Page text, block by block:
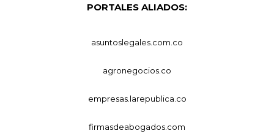
PORTALES ALIADOS:
asuntoslegales.com.co
agronegocios.co
empresas.larepublica.co
firmasdeabogados.com